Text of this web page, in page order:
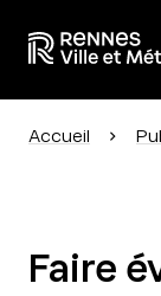
Accueil
Faire